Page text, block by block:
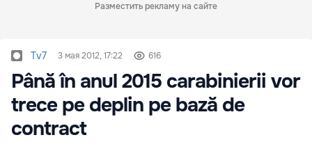
Разместить рекламу на сайте
Tv7 3 мая 2012, 17:22 616
Până în anul 2015 carabinierii vor
trece pe deplin pe bază de
contract